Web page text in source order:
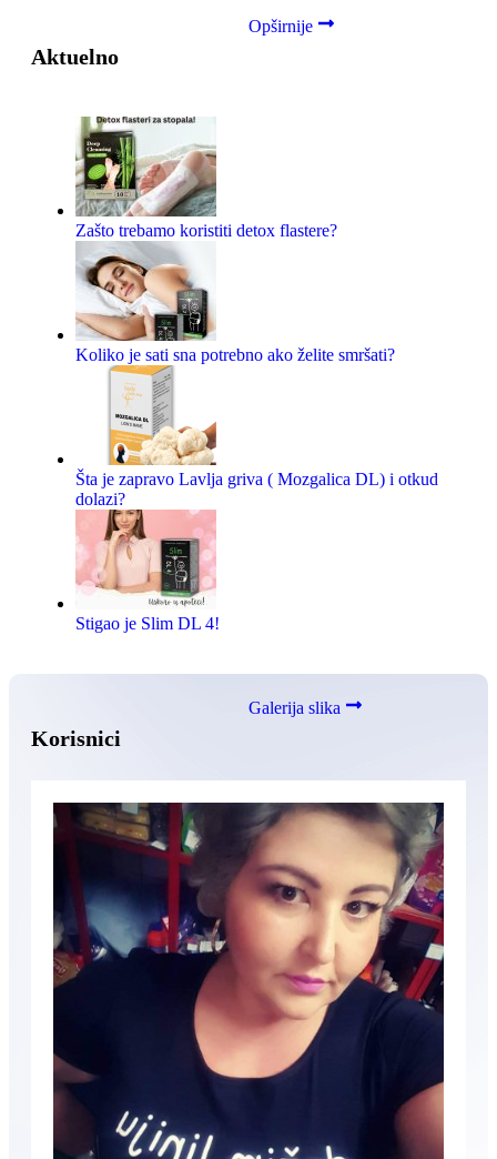
Aktuelno
Opširnije
Zašto trebamo koristiti detox flastere?
Koliko je sati sna potrebno ako želite smršati?
Šta je zapravo Lavlja griva ( Mozgalica DL) i otkud
dolazi?
Stigao je Slim DL 4!
Korisnici
Galerija slika